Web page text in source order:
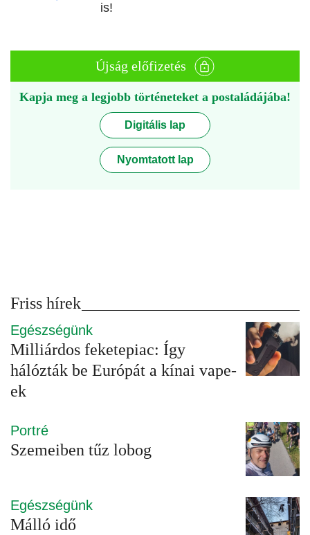
is!
Újság előfizetés
Kapja meg a legjobb történeteket a postaládájába!
Digitális lap
Nyomtatott lap
Friss hírek
Egészségünk
Milliárdos feketepiac: Így
hálózták be Európát a kínai vape-
ek
Portré
Szemeiben tűz lobog
Egészségünk
Málló idő